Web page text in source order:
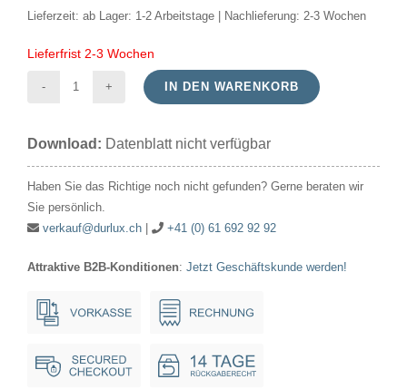
Lieferzeit: ab Lager: 1-2 Arbeitstage | Nachlieferung: 2-3 Wochen
Lieferfrist 2-3 Wochen
0-
12V
3300mA
Phase-
IN DEN WARENKORB
Download: Datenblatt nicht verfügbar
Haben Sie das Richtige noch nicht gefunden? Gerne beraten wir
Sie persönlich.
verkauf@durlux.ch| +41 (0) 61 692 92 92
Attraktive B2B-Konditionen: Jetzt Geschäftskunde werden!